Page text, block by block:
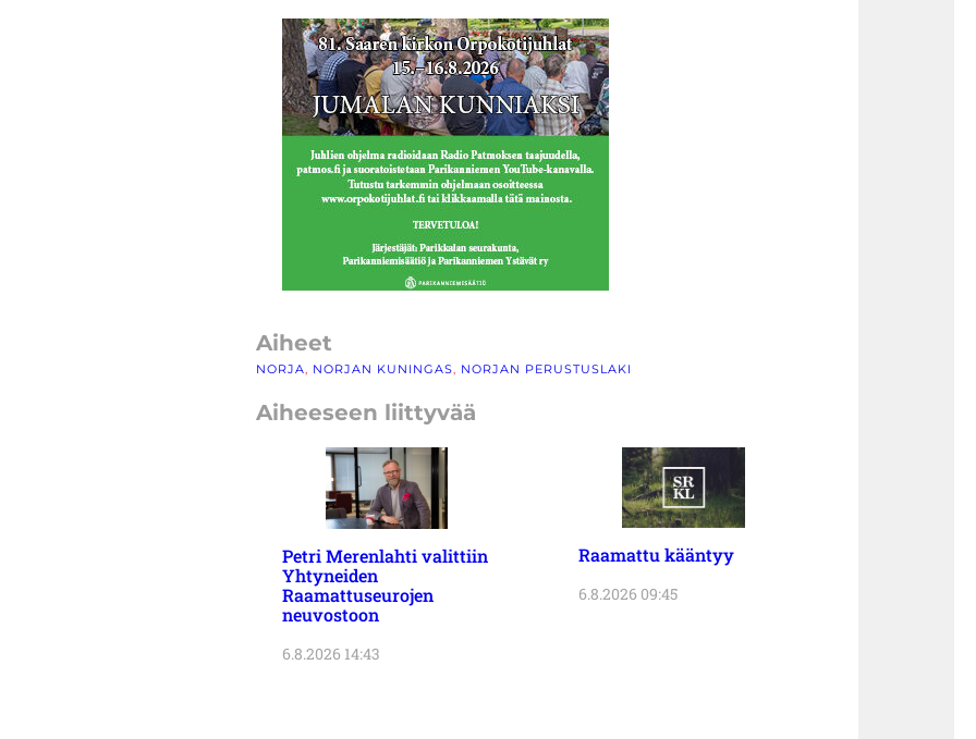
Aiheet
NORJA NORJAN KUNINGAS NORJAN PERUSTUSLAKI
Aiheeseen liittyvää
Petri Merenlahti valittiin
Yhtyneiden
Raamattuseurojen
neuvostoon
6.8.2026 14:43
Raamattu kääntyy
6.8.2026 09:45